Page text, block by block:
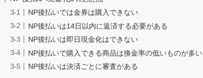
NP後払いでは金券は購入できない
NP後払いは14日以内に返済する必要がある
NP後払いは即日現金化はできない
NP後払いで購入できる商品は換金率の低いものが多い
NP後払いは決済ごとに審査がある